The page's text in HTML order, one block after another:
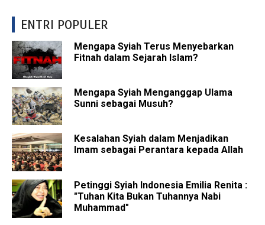
ENTRI POPULER
Mengapa Syiah Terus Menyebarkan
Fitnah dalam Sejarah Islam?
Mengapa Syiah Menganggap Ulama
Sunni sebagai Musuh?
Kesalahan Syiah dalam Menjadikan
Imam sebagai Perantara kepada Allah
Petinggi Syiah Indonesia Emilia Renita :
"Tuhan Kita Bukan Tuhannya Nabi
Muhammad"